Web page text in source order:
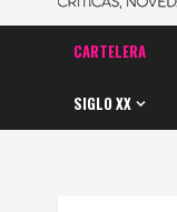
CARTELERA
SIGLO XX